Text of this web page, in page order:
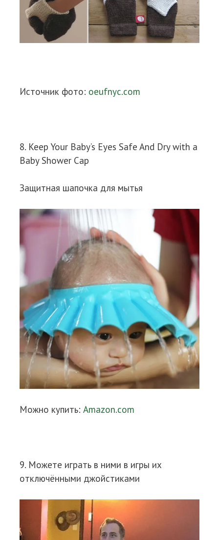
Источник фото: oeufnyc.com
8. Keep Your Baby’s Eyes Safe And Dry with a
Baby Shower Cap
Защитная шапочка для мытья
Можно купить: Amazon.com
9. Можете играть в ними в игры их
отключёнными джойстиками